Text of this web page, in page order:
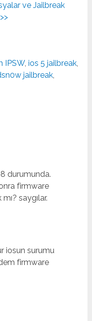
ve Jailbreak
IPSW,ios 5 jailbreak,
jailbreak,
durumunda.
firmware
saygılar.
iosun surumu
firmware